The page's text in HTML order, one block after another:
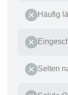
Häufig
Selten